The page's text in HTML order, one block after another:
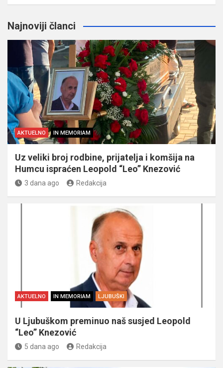
Najnoviji članci
AKTUELNO IN MEMORIAM
Uz veliki broj rodbine, prijatelja i komšija na
Humcu ispraćen Leopold “Leo” Knezović
3 dana ago Redakcija
AKTUELNO IN MEMORIAM LJUBUŠKI
U Ljubuškom preminuo naš susjed Leopold
“Leo” Knezović
5 dana ago Redakcija